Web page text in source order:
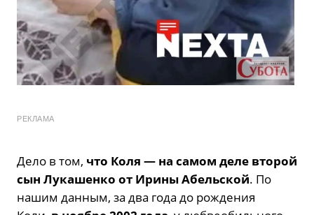
РЕКЛАМА
Дело в том, что Коля — на самом деле второй
сын Лукашенко от Ирины Абельской. По
нашим данным, за два года до рождения